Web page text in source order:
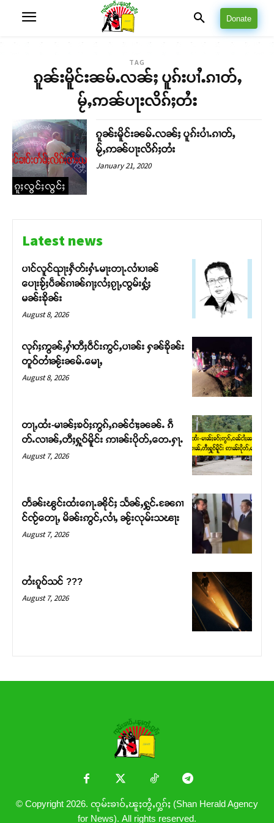
Support SHAN
တ်ႇ တူဝ်ႈလုမ်ႈၾႃႉၼၼ်ႉ ၶဝ်ႈႁူမ်ႈၵမ်ႉထႅမ် ၸုမ်းၶၢ
ဝ်ႇၽူႈတွႆႇႁွၵ်ႈ လႆႈယူႇၶႃႈဢေႃႈ။
Donate
TAG
ၵူၼ်းမိူင်းၼမ်ႉလၼ်ႈ ပူၵ်းပၢႆႉၵၢတ်ႇ
မႂ်ႇဢၼ်ပႃးလိၵ်ႈတႆး
ၵူႈလွင်ႈလွင်ႈ
ၵူၼ်းမိူင်းၼမ်ႉလၼ်ႈ ပူၵ်းပၢႆႉၵၢတ်ႇ
မႂ်ႇဢၼ်ပႃးလိၵ်ႈတႆး
January 21, 2020
Latest news
ပၢင်လူင်ၺႃးႁဵတ်းႁၢႆႉမႃးတႃႉလၢႆပၢၼ် ​​
ပေႃးၶႂ်ႈပဵၼ်ၵၢၼ်ၵႃႈလႆႈၵႂႃႇၸွမ်းႁွႆႈ
မၼ်းၶိုၼ်း
August 8, 2026
လုၵ်ႈဢွၼ်ႇႁၢႆတီႈဝဵင်းဢွင်ႇပၢၼ်း ႁၼ်ၶိုၼ်း
တူဝ်တၢႆၼႂ်းၼမ်ႉမေႃႇ
August 8, 2026
တႃႇထႆး-မၢၼ်ႈၶဝ်ႈဢွၵ်ႇၵၼ်ငၢႆႈၼၼ်ႉ ၵဵ
တ်ႉလၢၼ်ႇတီႈႁူဝ်မိူင်း ဢၢၼ်းပိုတ်ႇတေႉႁႃႉ
August 7, 2026
တႅၼ်းၽွင်းထႆးၵေႃႉၼိုင်ႈ သႅၼ်ႇႁွင်ႉၼႄၵၢ
င်ၸႂ်တေႃႇ မိၼ်းဢွင်ႇလၢႆႇ ၼႂ်းလုမ်းသၽႃး
August 7, 2026
တႆးၵူဝ်သင် ???
August 7, 2026
© Copyright 2026. ၸုမ်းၶၢဝ်ႇၽူႈတွႆႇႁွၵ်ႈ (Shan Herald Agency
for News). All rights reserved.